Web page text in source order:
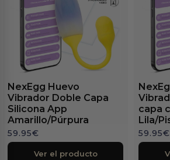
NexEgg Huevo
Vibrador Doble Capa
Silicona App
Amarillo/Púrpura
59.95€
Ver el producto
capa
Lila/
59.95€